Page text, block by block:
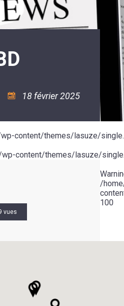
ET
CARAVANES
HALTE
content/themes/lasuze/
content/themes/lasuze/
18 février 2025
vues
/
100